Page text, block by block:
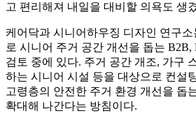
고 편리해져 내일을 대비할 의욕도 생
케어닥과 시니어하우징 디자인 연구
로 시니어 주거 공간 개선을 돕는 B2B,
검토 중에 있다. 주거 공간 개조, 가구
하는 시니어 시설 등을 대상으로 컨설
고령층의 안전한 주거 환경 개선을 돕
확대해 나간다는 방침이다.